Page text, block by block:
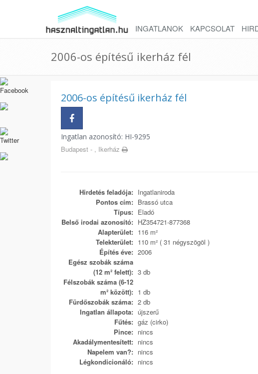
INGATLANOK KAPCSOLAT
2006-os építésű ikerház fél
2006-os építésű ikerház fél
Ingatlan azonosító: HI-9295
Budapest - , Ikerház
Hirdetés feladója: Ingatlaniroda
Pontos cím: Brassó utca
Típus: Eladó
Belső irodai azonosító: HZ354721-877368
Alapterület: 116 m²
Telekterület: 110 m² ( 31 négyszögöl )
Építés éve: 2006
Egész szobák száma
(12 m² felett): 3 db
Félszobák száma (6-12
m² között): 1 db
Fürdőszobák száma: 2 db
Ingatlan állapota: újszerű
Fűtés: gáz (cirko)
Pince: nincs
Akadálymentesített: nincs
Napelem van?: nincs
Légkondicionáló: nincs